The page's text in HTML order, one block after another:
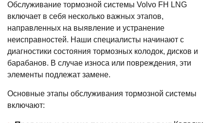
Обслуживание тормозной системы Volvo FH LNG
включает в себя несколько важных этапов,
направленных на выявление и устранение
неисправностей. Наши специалисты начинают с
диагностики состояния тормозных колодок, дисков и
барабанов. В случае износа или повреждения, эти
элементы подлежат замене.
Основные этапы обслуживания тормозной системы
включают: